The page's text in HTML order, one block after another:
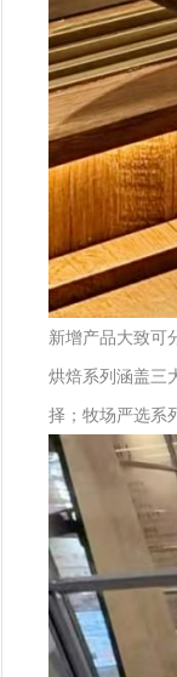
新增产品大致可
烘焙系列涵盖三
择；牧场严选系